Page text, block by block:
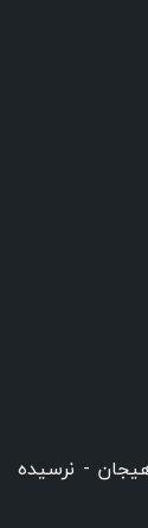
- کیلومتر ۷ جاده لاهیجان - نرسیده